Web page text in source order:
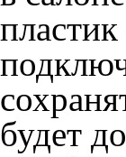
будет